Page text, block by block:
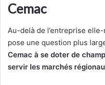
Cemac
Au-delà de l’entreprise
pose une question plus
Cemac à se doter de
servir les marchés